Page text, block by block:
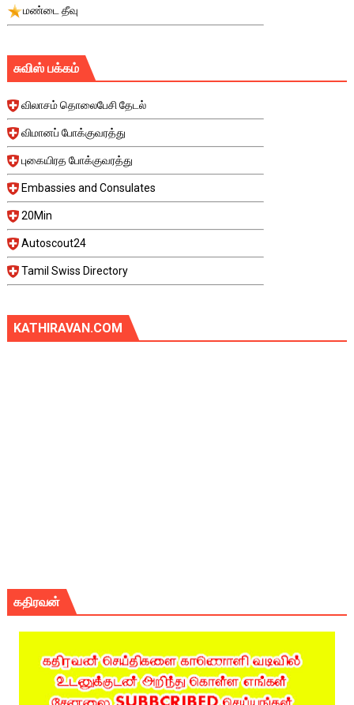
மண்டை தீவு
சுவிஸ் பக்கம்
விலாசம் தொலைபேசி தேடல்
விமானப் போக்குவரத்து
புகையிரத போக்குவரத்து
Embassies and Consulates
20Min
Autoscout24
Tamil Swiss Directory
KATHIRAVAN.COM
கதிரவன்